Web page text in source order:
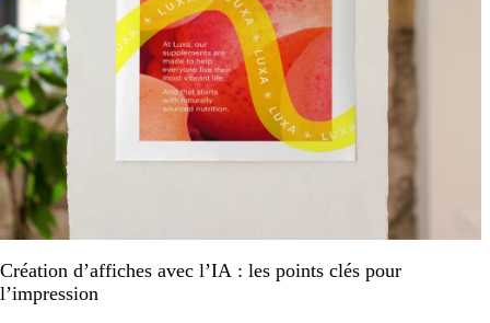
Création d’affiches avec l’IA : les points clés pour
l’impression